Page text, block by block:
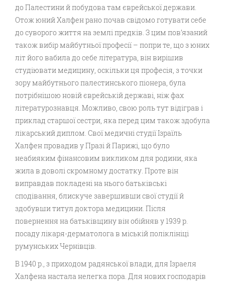
до Палестини й побудова там єврейської держави.
Отож юний Халфен рано почав свідомо готувати себе
до суворого життя на землі предків. З цим пов’язаний
також вибір майбутньої професії – попри те, що з юних
літ його вабила до себе література, він вирішив
студіювати медицину, оскільки ця професія, з точки
зору майбутнього палестинського піонера, була
потрібнішою новій єврейській державі, ніж фах
літературознавця. Можливо, свою роль тут відіграв і
приклад старшої сестри, яка перед цим також здобула
лікарський диплом. Свої медичні студії Ізраїль
Халфен провадив у Празі й Парижі, що було
неабияким фінансовим викликом для родини, яка
жила в доволі скромному достатку. Проте він
виправдав покладені на нього батьківські
сподівання, блискуче завершивши свої студії й
здобувши титул доктора медицини. Після
повернення на батьківщину він обійняв у 1939 р.
посаду лікаря-дерматолога в міській поліклініці
румунських Чернівців.
В 1940 р., з приходом радянської влади, для Ізраеля
Халфена настала нелегка пора. Для нових господарів